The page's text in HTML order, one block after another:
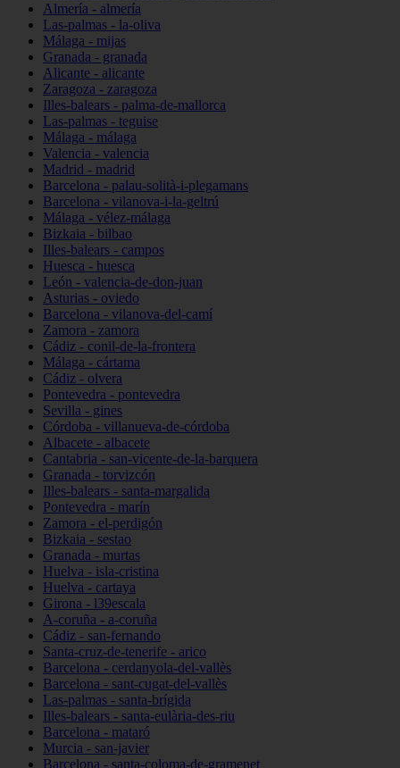
Almería - almería
Las-palmas - la-oliva
Málaga - mijas
Granada - granada
Alicante - alicante
Zaragoza - zaragoza
Illes-balears - palma-de-mallorca
Las-palmas - teguise
Málaga - málaga
Valencia - valencia
Madrid - madrid
Barcelona - palau-solità-i-plegamans
Barcelona - vilanova-i-la-geltrú
Málaga - vélez-málaga
Bizkaia - bilbao
Illes-balears - campos
Huesca - huesca
León - valencia-de-don-juan
Asturias - oviedo
Barcelona - vilanova-del-camí
Zamora - zamora
Cádiz - conil-de-la-frontera
Málaga - cártama
Cádiz - olvera
Pontevedra - pontevedra
Sevilla - gines
Córdoba - villanueva-de-córdoba
Albacete - albacete
Cantabria - san-vicente-de-la-barquera
Granada - torvizcón
Illes-balears - santa-margalida
Pontevedra - marín
Zamora - el-perdigón
Bizkaia - sestao
Granada - murtas
Huelva - isla-cristina
Huelva - cartaya
Girona - l39escala
A-coruña - a-coruña
Cádiz - san-fernando
Santa-cruz-de-tenerife - arico
Barcelona - cerdanyola-del-vallès
Barcelona - sant-cugat-del-vallès
Las-palmas - santa-brígida
Illes-balears - santa-eulària-des-riu
Barcelona - mataró
Murcia - san-javier
Barcelona - santa-coloma-de-gramenet